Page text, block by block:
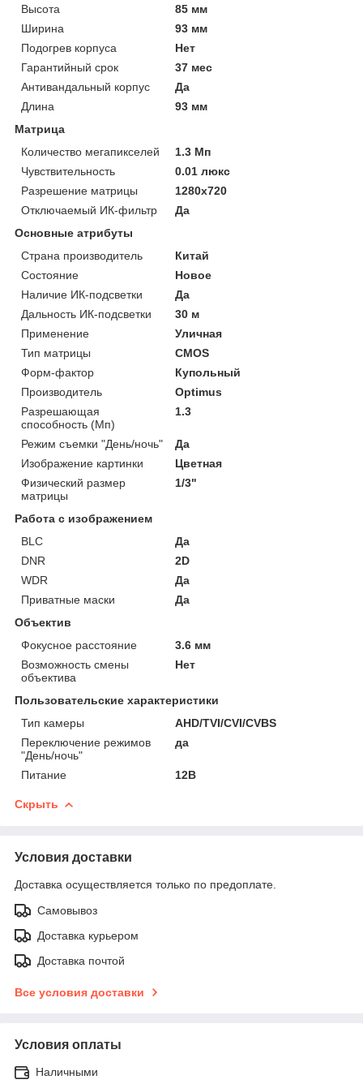
Высота
85 мм
Ширина
93 мм
Подогрев корпуса
Нет
Гарантийный срок
37 мес
Антивандальный корпус
Да
Длина
93 мм
Матрица
Количество мегапикселей
1.3 Мп
Чувствительность
0.01 люкс
Разрешение матрицы
1280x720
Отключаемый ИК-фильтр
Да
Основные атрибуты
Страна производитель
Китай
Состояние
Новое
Наличие ИК-подсветки
Да
Дальность ИК-подсветки
30 м
Применение
Уличная
Тип матрицы
CMOS
Форм-фактор
Купольный
Производитель
Optimus
Разрешающая
способность (Мп)
1.3
Режим съемки "День/ночь"
Да
Изображение картинки
Цветная
Физический размер
матрицы
1/3"
Работа с изображением
BLC
Да
DNR
2D
WDR
Да
Приватные маски
Да
Объектив
Фокусное расстояние
3.6 мм
Возможность смены
объектива
Нет
Пользовательские характеристики
Тип камеры
AHD/TVI/CVI/CVBS
Переключение режимов
"День/ночь"
да
Питание 12В
Скрыть
Условия доставки
Доставка осуществляется только по предоплате.
Самовывоз
Доставка курьером
Доставка почтой
Все условия доставки
Условия оплаты
Наличными